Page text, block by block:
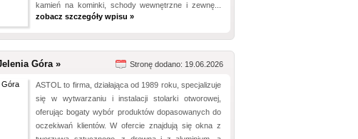
kamień na kominki, schody wewnętrzne i zewnę...
zobacz szczegóły wpisu »
Góra » Stronę dodano: 19.06.2026
ASTOL to firma, działająca od 1989 roku, specjalizuje
się w wytwarzaniu i instalacji stolarki otworowej,
oferując bogaty wybór produktów dopasowanych do
oczekiwań klientów. W ofercie znajdują się okna z